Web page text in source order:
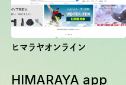
ヒマラヤオンライン
HIMARAYA app